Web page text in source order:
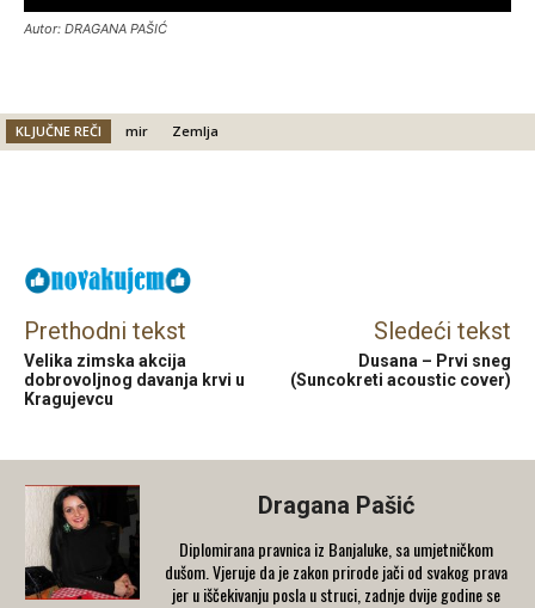
Autor: DRAGANA PAŠIĆ
KLJUČNE REČI mir Zemlja
Prethodni tekst
Velika zimska akcija
dobrovoljnog davanja krvi u
Kragujevcu
Sledeći tekst
Dusana – Prvi sneg
(Suncokreti acoustic cover)
Dragana Pašić
Diplomirana pravnica iz Banjaluke, sa umjetničkom
dušom. Vjeruje da je zakon prirode jači od svakog prava
jer u iščekivanju posla u struci, zadnje dvije godine se